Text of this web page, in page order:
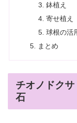
鉢植え
寄せ植え
球根の活
まとめ
チオノドク
石